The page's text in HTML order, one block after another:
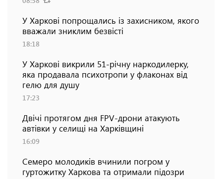
У Харкові попрощались із захисником, якого
вважали зниклим безвісті
18:18
У Харкові викрили 51-річну наркодилерку,
яка продавала психотропи у флаконах від
гелю для душу
17:23
Двічі протягом дня FPV-дрони атакують
автівки у селищі на Харківщині
16:09
Семеро молодиків вчинили погром у
гуртожитку Харкова та отримали підозри